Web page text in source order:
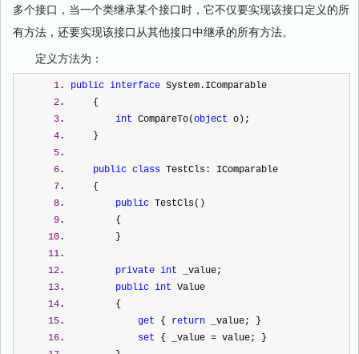
多个接口，当一个类继承某个接口时，它不仅要实现该接口定义的所
有方法，还要实现该接口从其他接口中继承的所有方法。
定义方法为：
1. public interface System.IComparable
2.     {
3. int CompareTo(object o);
4.     }
5.
6. public class TestCls: IComparable
7.     {
8. public TestCls()
9.         {
10.         }
11.
12. private int _value;
13. public int Value
14.         {
15. get { return _value; }
16. set { _value = value; }